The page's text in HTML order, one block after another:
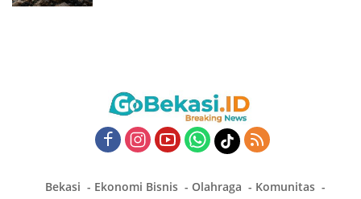
Bekasi Ekonomi Bisnis Olahraga
Komunitas